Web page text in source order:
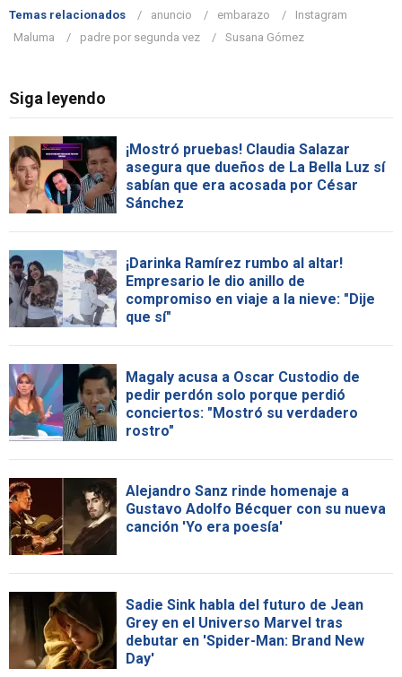
Temas relacionados anuncio embarazo
Instagram
Maluma
padre por segunda vez Susana Gómez
Siga leyendo
¡Mostró pruebas! Claudia Salazar
asegura que dueños de La Bella Luz sí
sabían que era acosada por César
Sánchez
¡Darinka Ramírez rumbo al altar!
Empresario le dio anillo de
compromiso en viaje a la nieve: "Dije
que sí"
Magaly acusa a Oscar Custodio de
pedir perdón solo porque perdió
conciertos: "Mostró su verdadero
rostro"
Alejandro Sanz rinde homenaje a
Gustavo Adolfo Bécquer con su nueva
canción 'Yo era poesía'
Sadie Sink habla del futuro de Jean
Grey en el Universo Marvel tras
debutar en 'Spider-Man: Brand New
Day'